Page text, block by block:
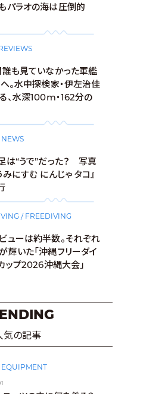
パラオの海は圧倒的
も見ていなかった軍艦
へ。水中探検家・伊左治佳
、水深100m・162分の
は“うで”だった？ 写真
みにすむ にんじゃ タコ』
/ FREEDIVING
ューは約半数。それぞれ
輝いた「沖縄フリーダイ
ップ2026沖縄大会」
気の記事